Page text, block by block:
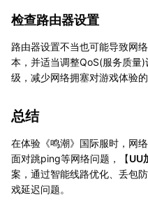
检查路由器设置
路由器设置不当也可能导致网
本，并适当调整QoS(服务质量
级，减少网络拥塞对游戏体验的
总结
在体验《鸣潮》国际服时，网
面对跳ping等网络问题，【UU
案，通过智能线路优化、丢包
戏延迟问题。